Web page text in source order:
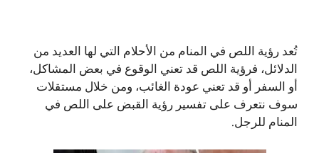
تُعد رؤية اللص في المنام من الأحلام التي لها العديد من
الدلائل، فرؤية اللص قد تعني الوقوع في بعض المشاكل،
أو السفر أو قد تعني عودة الغائب، ومن خلال مستقلات
سوف نتعرف على تفسير رؤية القبض على اللص في
المنام للرجل.